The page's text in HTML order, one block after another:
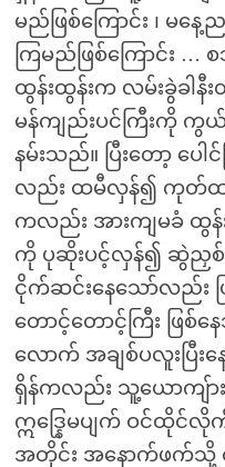
မည်ဖြစ်ကြောင်း ၊ မနေ့
ကြမည်ဖြစ်ကြောင်း …
ထွန်းထွန်းက လမ်းခွဲခါ
မန်ကျည်းပင်ကြီးကို
နမ်းသည်။ ပြီးတော့ ပေ
လည်း ထမီလှန်၍ ကုတ်
ကလည်း အားကျမခံ ထွန်း
ကို ပုဆိုးပင့်လှန်၍ ဆွဲညှ
ငိုက်ဆင်းနေသော်လည်း ပ
တောင့်တောင့်ကြီး ဖြစ်
လောက် အချစ်ပလူးပြီး
ရှိန်ကလည်း သူ့ယောကျ်ာ
ဣဒ္နြေမပျက် ဝင်ထိုင်
အတိုင်း အနောက်ဖက်သို့ ထွ